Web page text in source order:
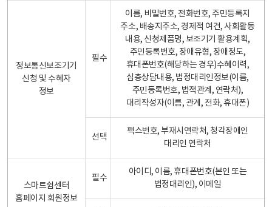
정보통신보조기기
신청 및 수혜자
정보
필수
이름, 비밀번호, 전화번호, 주민등록지
주소, 배송지주소, 경제적 여건, 사회활동
내용, 신청제품명, 보조기기 활용계획,
주민등록번호, 장애유형, 장애정도,
휴대폰번호(해당하는 경우)수혜이력,
심층상담내용, 법정대리인정보(이름,
주민등록번호, 법적관계, 연락처),
대리작성자(이름, 관계, 전화, 휴대폰)
선택
팩스번호, 부재시연락처, 청각장애인
대리인 연락처
스마트쉼센터
홈페이지 회원정보
필수
아이디, 이름, 휴대폰번호(본인 또는
법정대리인), 이메일